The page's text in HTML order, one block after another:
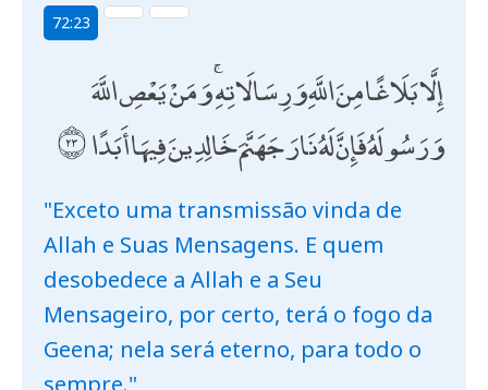
72:23
إِلَّا بَلَاغًا مِنَ اللَّهِ وَرِسَالَاتِهِ ۚ وَمَنْ يَعْصِ اللَّهَ
وَرَسُولَهُ فَإِنَّ لَهُ نَارَ جَهَنَّمَ خَالِدِينَ فِيهَا أَبَدًا
"Exceto uma transmissão vinda de
Allah e Suas Mensagens. E quem
desobedece a Allah e a Seu
Mensageiro, por certo, terá o fogo da
Geena; nela será eterno, para todo o
sempre."